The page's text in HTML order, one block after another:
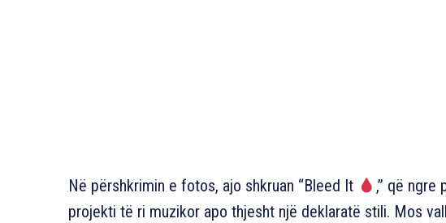
Në përshkrimin e fotos, ajo shkruan “Bleed It
,” që ngre
projekti të ri muzikor apo thjesht një deklaratë stili. Mos